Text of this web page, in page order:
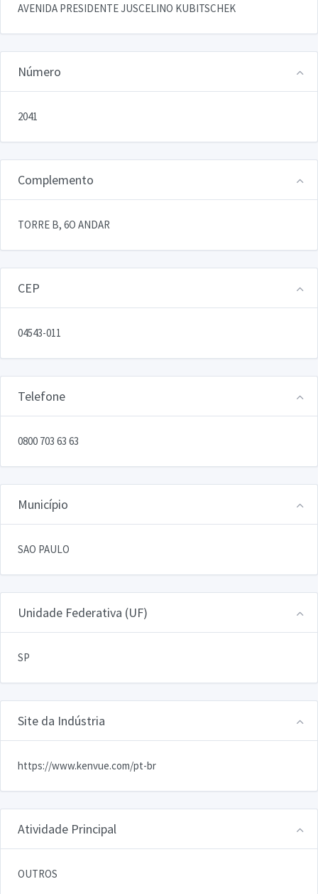
AVENIDA PRESIDENTE JUSCELINO KUBITSCHEK
Número
2041
Complemento
TORRE B, 6O ANDAR
CEP
04543-011
Telefone
0800 703 63 63
Município
SAO PAULO
Unidade Federativa (UF)
SP
Site da Indústria
https://www.kenvue.com/pt-br
Atividade Principal
OUTROS